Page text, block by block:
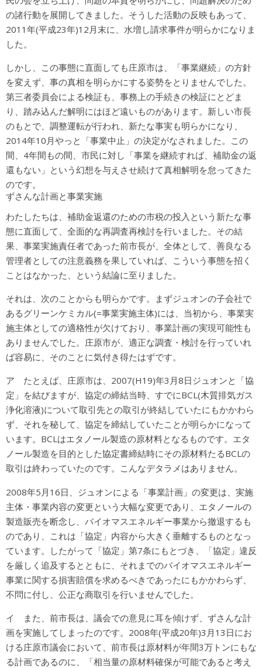
の諸行動を展開してきました。そうした活動の反映もあって、
2011年(平成23年)12月末に、水増し請求事件が明らかになりま
した。
しかし、この事態に直面しても庄原市は、「事業継続」の方針
を変えず、事の真相を明らかにする姿勢をとりませんでした。
第三者委員会による検証も、事務上の手続きの検証にとどま
り、踏み込んだ解明にはほど遠いものがあります。新しい市長
のもとで、調整運転が行われ、新たな事実も明らかになり、
2014年10月やっと「事業中止」の決定がなされました。この
間、4年間もの間、市民に対し「事業を継続すれば、補助金の返
還もない」という幻想を与えさせ続けて真相解明を怠ってきた
のです。
ずさんな計画と事業実施
わたしたちは、補助金返還のための市税の投入という新たな事
態に直面して、全面的な再調査再検討を行いました。その結
果、事業実施責任者であった前市長が、全体として、善良なる
管理者としての注意義務を果していれば、こういう事態を招く
ことはなかった、という結論に至りました。
それは、次のことからも明らかです。まずジュオンの子会社で
あるグリーンケミカル(=事業実施主体)には、当初から、事業実
施主体としての適格性が欠けており、事業計画の実現可能性も
ありませんでした。庄原市が、適正な調査・検討を行っていれ
ば容易に、そのことに気付き得たはずです。
ア たとえば、庄原市は、2007(H19)年3月8日ジュオンと「協
定」を結びますが、協定の締結当時、すでにBCL(木質排気ガス
浄化溶液)について取引先との取引が終結していたにもかかわら
ず、それを秘して、協定を締結していたことが明らかになって
います。BCLはエタノール製造の原材料となるものです。エタ
ノール製造を目的とした協定書締結時にその原材料たるBCLの
取引は終わっていたのです。こんなデタラメはありません。
2008年5月16日、ジュオンによる「事業計画」の変更は、実施
主体・事業内容の変更という大幅な変更であり、エタノールの
製造販売を断念し、バイオマスエネルギー事業から撤退するも
のであり、これは「協定」内容から大きく垂離するものとなっ
ています。したがって「協定」第7条にもとづき、「協定」違反
を厳しく追及するとともに、それまでのバイオマスエネルギー
事業に関する損害賠償を求めるべきであったにもかかわらず、
不問に付し、公正な商取引を行いませんでした。
イ また、前市長は、議会での意見に耳を傾けず、ずさんな計
画を実施してしまったのです。2008年(平成20年)3月13日にお
ける庄原市議会において、前市長は原材料が年間3万トンにもな
る計画であるのに、「相当量の原材料確保が可能であると考え